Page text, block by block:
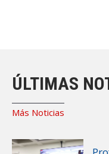
ÚLTIMAS
Más Noticias